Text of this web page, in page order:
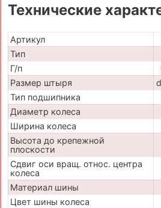
Технические
Артикул
Тип
Г/п
Размер штыря
Тип подшипника
Диаметр колеса
Ширина колеса
Высота до крепежной
плоскости
Сдвиг оси вращ. относ. центра
колеса
Материал шины
Цвет шины колеса